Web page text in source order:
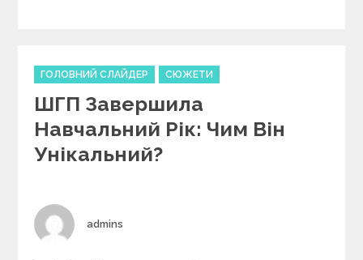
C
a
e
g
o
s
ГОЛОВНИЙ СЛАЙДЕР СЮЖЕТИ
ШГП Завершила
Навчальний Рік: Чим Він
Унікальний?
Author
admins